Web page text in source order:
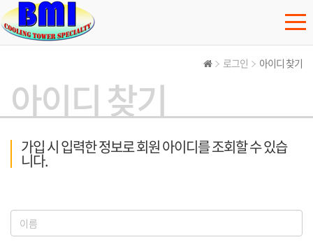
로그인 아이디 찾기
아이디 찾기
가입 시 입력한 정보로 회원 아이디를 조회할 수 있습
니다.